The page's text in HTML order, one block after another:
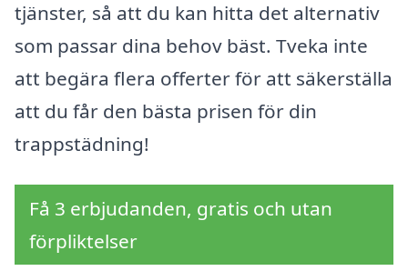
tjänster, så att du kan hitta det alternativ
som passar dina behov bäst. Tveka inte
att begära flera offerter för att säkerställa
att du får den bästa prisen för din
trappstädning!
Få 3 erbjudanden, gratis och utan
förpliktelser